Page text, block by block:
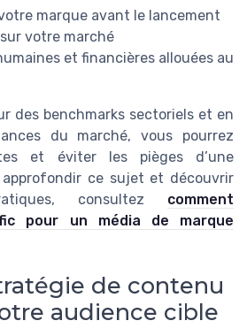
marque avant le lancement
votre marché
et financières allouées au
des benchmarks sectoriels et en
du marché, vous pourrez
et éviter les pièges d’une
approfondir ce sujet et découvrir
consultez comment
pour un média de marque
de contenu
audience cible